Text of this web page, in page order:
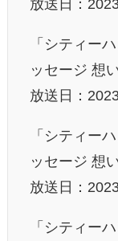
放送日：
「シティー
ッセージ 想
放送日：
「シティー
ッセージ 想
放送日：
「シティー